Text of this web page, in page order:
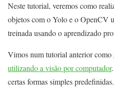
Neste tutorial, veremos como
objetos com o Yolo e o OpenCV
treinada usando o aprendizado
Vimos num tutorial anterior como
utilizando a visão por computador
certas formas simples